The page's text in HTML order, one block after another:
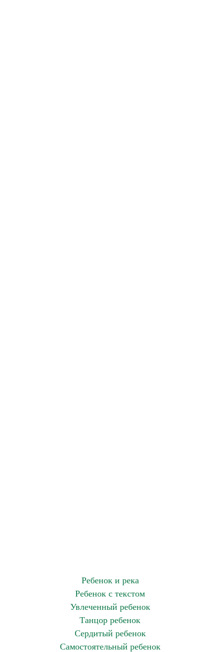
Ребенок и река
Ребенок с текстом
Увлеченный ребенок
Танцор ребенок
Сердитый ребенок
Самостоятельный ребенок